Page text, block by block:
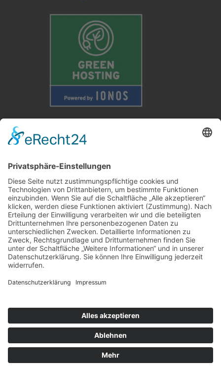
Weitere Informationen
Kontakt
Newsletter
FAQ
Schlagworte
Datenschutz
Impressum
Copyright © 2022–2026 Paddeln macht
Spass by 2increase. Alle Rechte